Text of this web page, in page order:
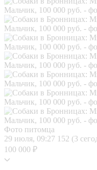
Фото питомца
29 июля, 09:27 152 (3
100 000 ₽